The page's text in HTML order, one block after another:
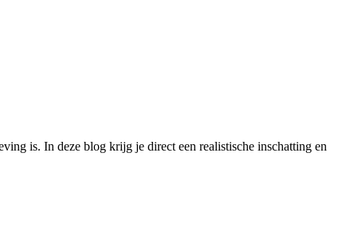
is. In deze blog krijg je direct een realistische inschatting en